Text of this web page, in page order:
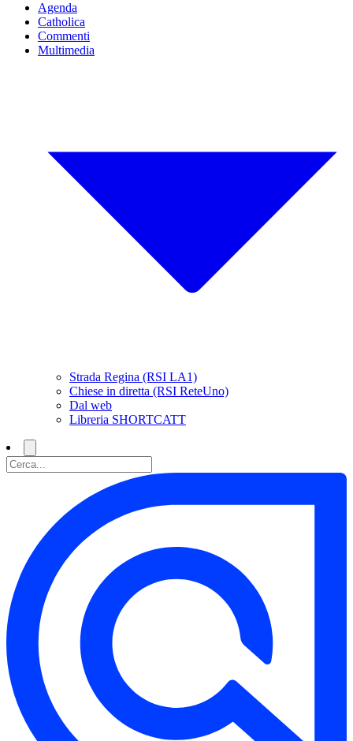
Agenda
Catholica
Commenti
Multimedia
Strada Regina (RSI LA1)
Chiese in diretta (RSI ReteUno)
Dal web
Libreria SHORTCATT